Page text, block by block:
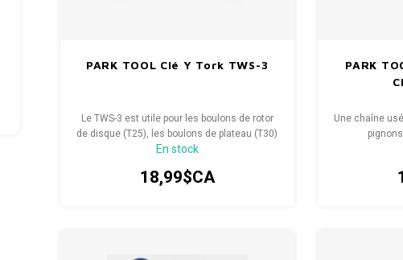
PARK TOOL Clé Y Tork TWS-3
Le TWS-3 est utile pour les boulons de rotor
de disque (T25), les boulons de plateau (T30)
et les freins hydrauliques (T10).
En stock
18,99$CA
PARK
Une chaîne